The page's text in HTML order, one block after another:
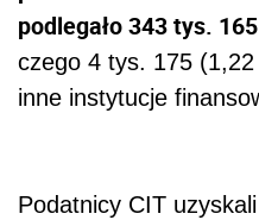
podlegało 343 tys.
czego 4 tys. 175 (1,22
inne instytucje
Podatnicy CIT